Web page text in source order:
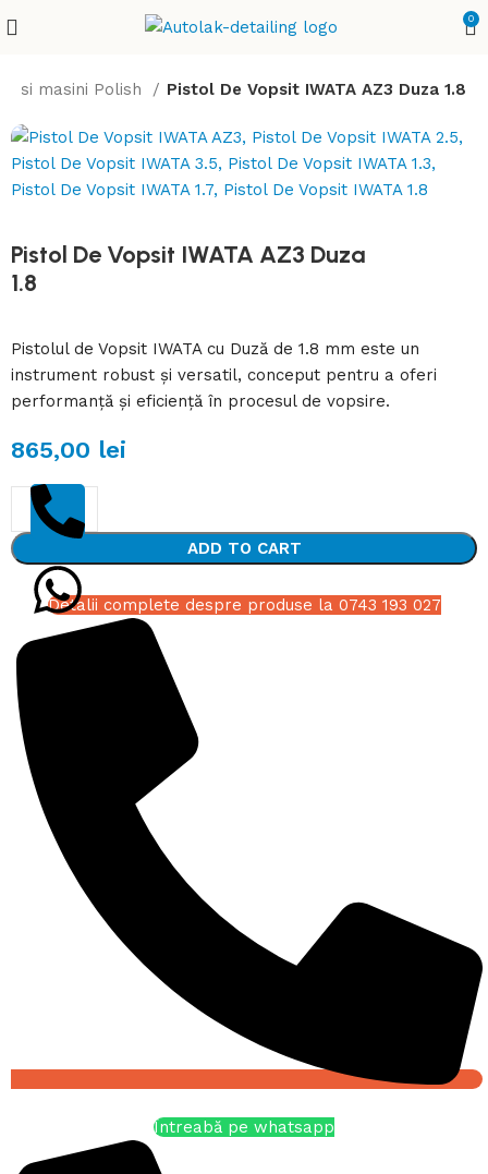
0
si masini Polish Pistol De Vopsit IWATA AZ3 Duza 1.8
Pistol De Vopsit IWATA AZ3 Duza
1.8
Pistolul de Vopsit IWATA cu Duză de 1.8 mm este un
instrument robust și versatil, conceput pentru a oferi
performanță și eficiență în procesul de vopsire.
865,00 lei
ADD TO CART
Detalii complete despre produse la 0743 193 027
Întreabă pe whatsapp